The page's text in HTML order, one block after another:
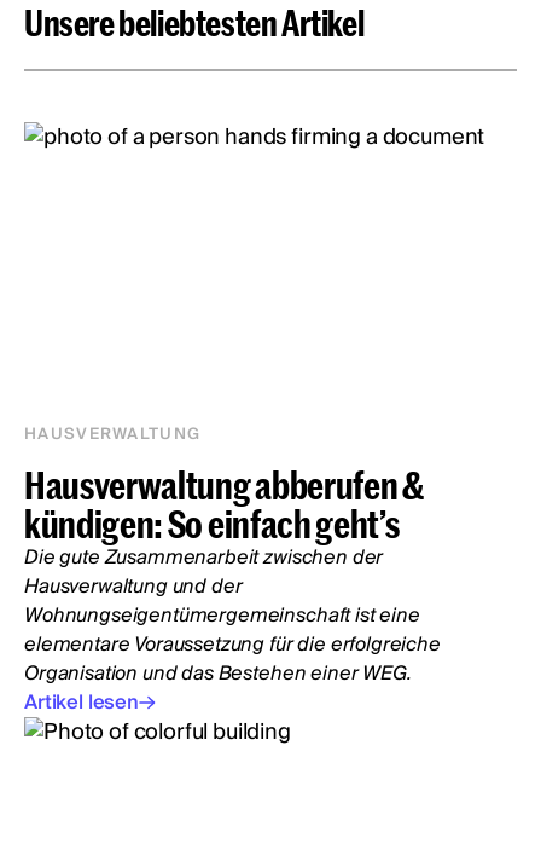
Unsere beliebtesten Artikel
HAUSVERWALTUNG
Hausverwaltung abberufen &
kündigen: So einfach geht’s
Die gute Zusammenarbeit zwischen der
Hausverwaltung und der
Wohnungseigentümergemeinschaft ist eine
elementare Voraussetzung für die erfolgreiche
Organisation und das Bestehen einer WEG.
Artikel lesen